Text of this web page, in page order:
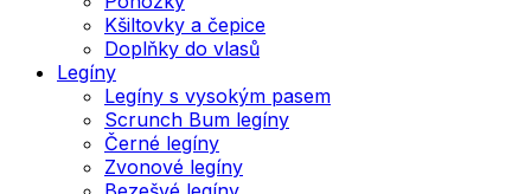
Kšiltovky a čepice
Doplňky do vlasů
Legíny
Legíny s vysokým pasem
Scrunch Bum legíny
Černé legíny
Zvonové legíny